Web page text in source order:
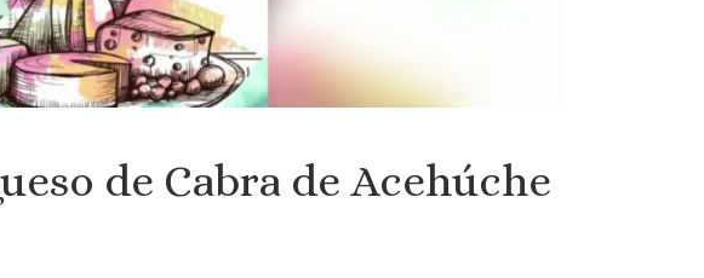
de Cabra de Acehúche